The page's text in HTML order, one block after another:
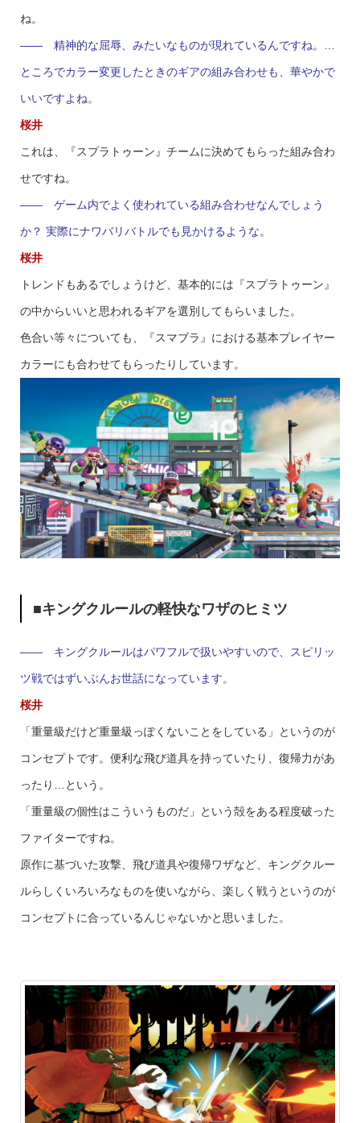
ね。
—— 精神的な屈辱、みたいなものが現れているんですね。…
ところでカラー変更したときのギアの組み合わせも、華やかで
いいですよね。
桜井
これは、『スプラトゥーン』チームに決めてもらった組み合わ
せですね。
—— ゲーム内でよく使われている組み合わせなんでしょう
か？ 実際にナワバリバトルでも見かけるような。
桜井
トレンドもあるでしょうけど、基本的には『スプラトゥーン』
の中からいいと思われるギアを選別してもらいました。
色合い等々についても、『スマブラ』における基本プレイヤー
カラーにも合わせてもらったりしています。
■キングクルールの軽快なワザのヒミツ
—— キングクルールはパワフルで扱いやすいので、スピリッ
ツ戦ではずいぶんお世話になっています。
桜井
「重量級だけど重量級っぽくないことをしている」というのが
コンセプトです。便利な飛び道具を持っていたり、復帰力があ
ったり…という。
「重量級の個性はこういうものだ」という殻をある程度破った
ファイターですね。
原作に基づいた攻撃、飛び道具や復帰ワザなど、キングクルー
ルらしくいろいろなものを使いながら、楽しく戦うというのが
コンセプトに合っているんじゃないかと思いました。